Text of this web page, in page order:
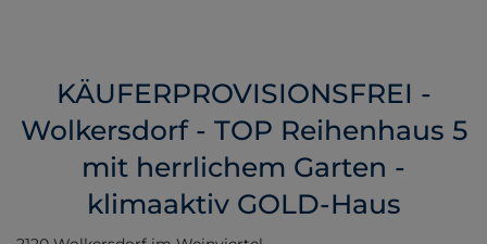
KÄUFERPROVISIONSFREI -
Wolkersdorf - TOP Reihenhaus 5
mit herrlichem Garten -
klimaaktiv GOLD-Haus